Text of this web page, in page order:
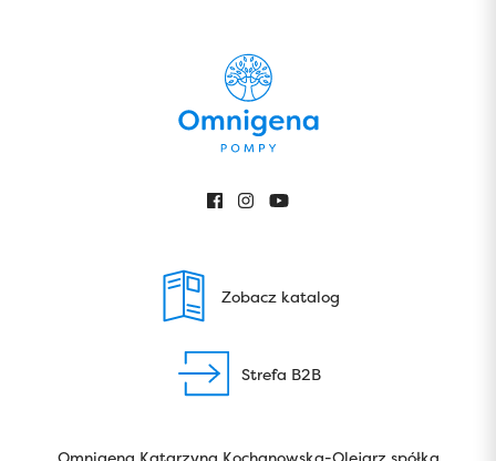
Zobacz katalog
Strefa B2B